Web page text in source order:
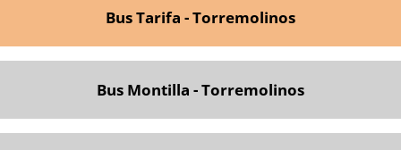
Bus Tarifa - Torremolinos
Bus Montilla - Torremolinos